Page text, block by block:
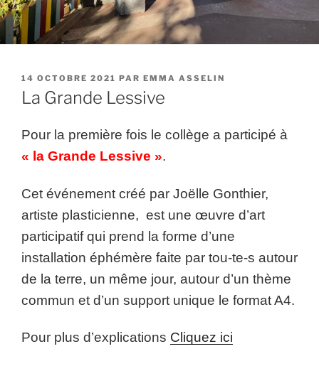
PUBLIÉ
LE
14 OCTOBRE 2021 PAR EMMA ASSELIN
La Grande Lessive
Pour la première fois le collège a participé à
« la Grande Lessive ».
Cet événement créé par Joëlle Gonthier,
artiste plasticienne, est une œuvre d’art
participatif qui prend la forme d’une
installation éphémère faite par tou-te-s autour
de la terre, un même jour, autour d’un thème
commun et d’un support unique le format A4.
Pour plus d’explications Cliquez ici